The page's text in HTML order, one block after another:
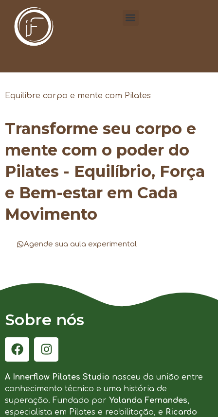
Equilibre corpo e mente com Pilates
Transforme seu corpo e
mente com o poder do
Pilates - Equilíbrio, Força
e Bem-estar em Cada
Movimento
Agende sua aula experimental
Sobre nós
A Innerflow Pilates Studio nasceu da união entre
conhecimento técnico e uma história de
superação. Fundado por Yolanda Fernandes,
especialista em Pilates e reabilitação, e Ricardo